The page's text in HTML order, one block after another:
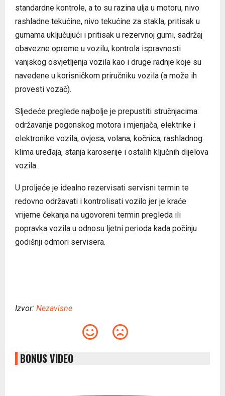
standardne kontrole, a to su razina ulja u motoru, nivo
rashladne tekućine, nivo tekućine za stakla, pritisak u
gumama uključujući i pritisak u rezervnoj gumi, sadržaj
obavezne opreme u vozilu, kontrola ispravnosti
vanjskog osvjetljenja vozila kao i druge radnje koje su
navedene u korisničkom priručniku vozila (a može ih
provesti vozač).
Sljedeće preglede najbolje je prepustiti stručnjacima:
održavanje pogonskog motora i mjenjača, elektrike i
elektronike vozila, ovjesa, volana, kočnica, rashladnog
klima uređaja, stanja karoserije i ostalih ključnih dijelova
vozila.
U proljeće je idealno rezervisati servisni termin te
redovno održavati i kontrolisati vozilo jer je kraće
vrijeme čekanja na ugovoreni termin pregleda ili
popravka vozila u odnosu ljetni perioda kada počinju
godišnji odmori servisera.
Izvor: Nezavisne
BONUS VIDEO